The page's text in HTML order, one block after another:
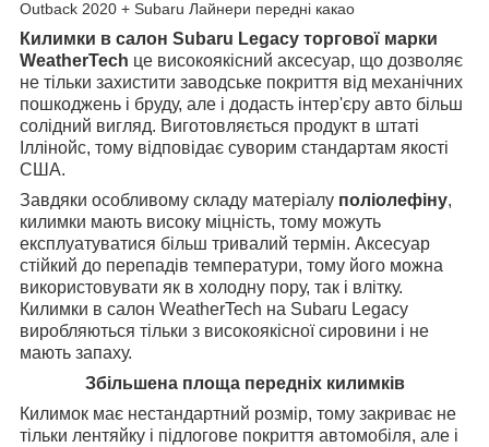
Outback 2020 + Subaru Лайнери передні какао
Килимки в салон Subaru Legacy торгової марки
WeatherTech це високоякісний аксесуар, що дозволяє
не тільки захистити заводське покриття від механічних
пошкоджень і бруду, але і додасть інтер'єру авто більш
солідний вигляд. Виготовляється продукт в штаті
Іллінойс, тому відповідає суворим стандартам якості
США.
Завдяки особливому складу матеріалу поліолефіну,
килимки мають високу міцність, тому можуть
експлуатуватися більш тривалий термін. Аксесуар
стійкий до перепадів температури, тому його можна
використовувати як в холодну пору, так і влітку.
Килимки в салон WeatherTech на Subaru Legacy
виробляються тільки з високоякісної сировини і не
мають запаху.
Збільшена площа передніх килимків
Килимок має нестандартний розмір, тому закриває не
тільки лентяйку і підлогове покриття автомобіля, але і